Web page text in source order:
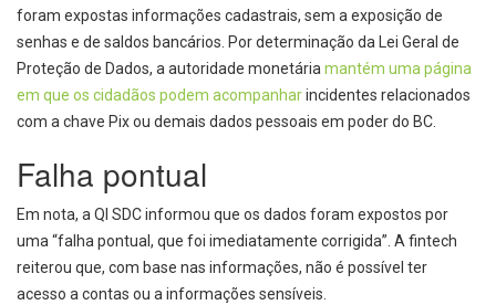
foram expostas informações cadastrais, sem a exposição de
senhas e de saldos bancários. Por determinação da Lei Geral de
Proteção de Dados, a autoridade monetária mantém uma página
em que os cidadãos podem acompanharincidentes relacionados
com a chave Pix ou demais dados pessoais em poder do BC.
Falha pontual
Em nota, a QI SDC informou que os dados foram expostos por
uma “falha pontual, que foi imediatamente corrigida”. A fintech
reiterou que, com base nas informações, não é possível ter
acesso a contas ou a informações sensíveis.